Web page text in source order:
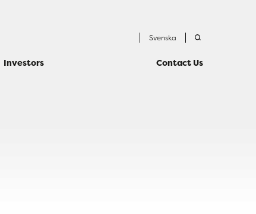
Svenska
Investors Contact Us